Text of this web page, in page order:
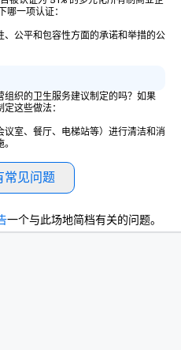
哪一项认证：
公平和包容性方面的承诺和举措的公
组织的卫生服务建议制定的吗？如果
这些做法：
室、餐厅、电梯站等）进行清洁和消
常见问题
一个与此场地简档有关的问题。